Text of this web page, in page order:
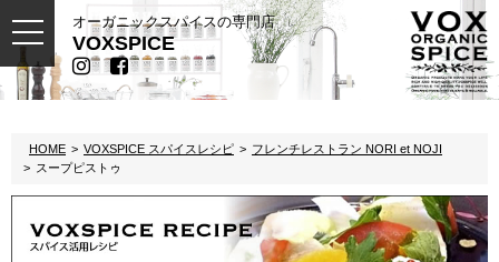
オーガニックスパイスの専門店
VOXSPICE
toggle
navigation
HOME VOXSPICE スパイスレシピ
フレンチレストラン NORI et NOJI
スープピストゥ